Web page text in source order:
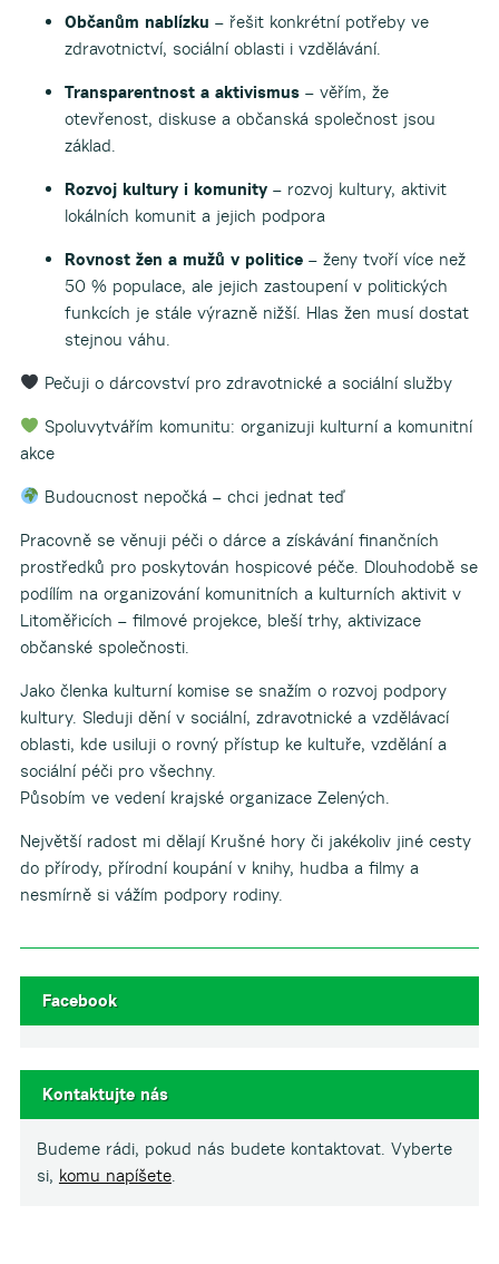
Občanům nablízku – řešit konkrétní potřeby ve
zdravotnictví, sociální oblasti i vzdělávání.
Transparentnost a aktivismus– věřím, že
otevřenost, diskuse a občanská společnost jsou
základ.
Rozvoj kultury i komunity– rozvoj kultury, aktivit
lokálních komunit a jejich podpora
Rovnost žen a mužů v politice– ženy tvoří více než
50 % populace, ale jejich zastoupení v politických
funkcích je stále výrazně nižší. Hlas žen musí dostat
stejnou váhu.
Pečuji o dárcovství pro zdravotnické a sociální služby
Spoluvytvářím komunitu: organizuji kulturní a komunitní
akce
Budoucnost nepočká – chci jednat teď
Pracovně se věnuji péči o dárce a získávání finančních
prostředků pro poskytován hospicové péče. Dlouhodobě se
podílím na organizování komunitních a kulturních aktivit v
Litoměřicích – filmové projekce, bleší trhy, aktivizace
občanské společnosti.
Jako členka kulturní komise se snažím o rozvoj podpory
kultury. Sleduji dění v sociální, zdravotnické a vzdělávací
oblasti, kde usiluji o rovný přístup ke kultuře, vzdělání a
sociální péči pro všechny.
Působím ve vedení krajské organizace Zelených.
Největší radost mi dělají Krušné hory či jakékoliv jiné cesty
do přírody, přírodní koupání v knihy, hudba a filmy a
nesmírně si vážím podpory rodiny.
Facebook
Kontaktujte nás
Budeme rádi, pokud nás budete kontaktovat. Vyberte
si, komu napíšete.